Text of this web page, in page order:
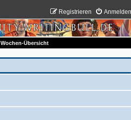
Registrieren
Wochen-Übersicht